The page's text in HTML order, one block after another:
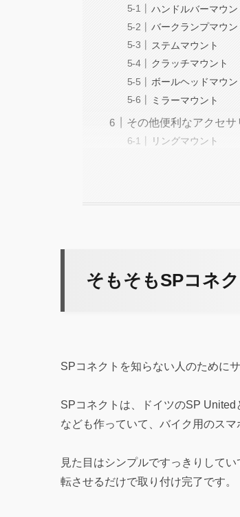
ハンドルバーマウン
バークランプマウン
ステムマウント
クラッチマウント
ボールヘッドマウン
ミラーマウント
その他便利なアクセサ
リングマウント
そもそもSPコネ
SPコネクトを知らない人のためにサ
SPコネクトは、ドイツのSP
なども作っていて、バイク用のス
見た目はシンプルですっきりして
転させるだけで取り付け完了です。